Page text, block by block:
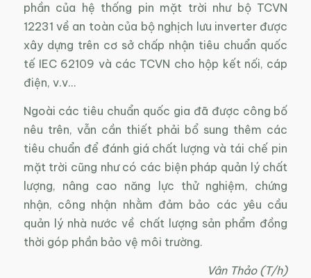
phần của hệ thống pin mặt trời như bộ TCVN
12231 về an toàn của bộ nghịch lưu inverter được
xây dựng trên cơ sở chấp nhận tiêu chuẩn quốc
tế IEC 62109 và các TCVN cho hộp kết nối, cáp
điện, v.v…
Ngoài các tiêu chuẩn quốc gia đã được công bố
nêu trên, vẫn cần thiết phải bổ sung thêm các
tiêu chuẩn để đánh giá chất lượng và tái chế pin
mặt trời cũng như có các biện pháp quản lý chất
lượng, nâng cao năng lực thử nghiệm, chứng
nhận, công nhận nhằm đảm bảo các yêu cầu
quản lý nhà nước về chất lượng sản phẩm đồng
thời góp phần bảo vệ môi trường.
Vân Thảo (T/h)